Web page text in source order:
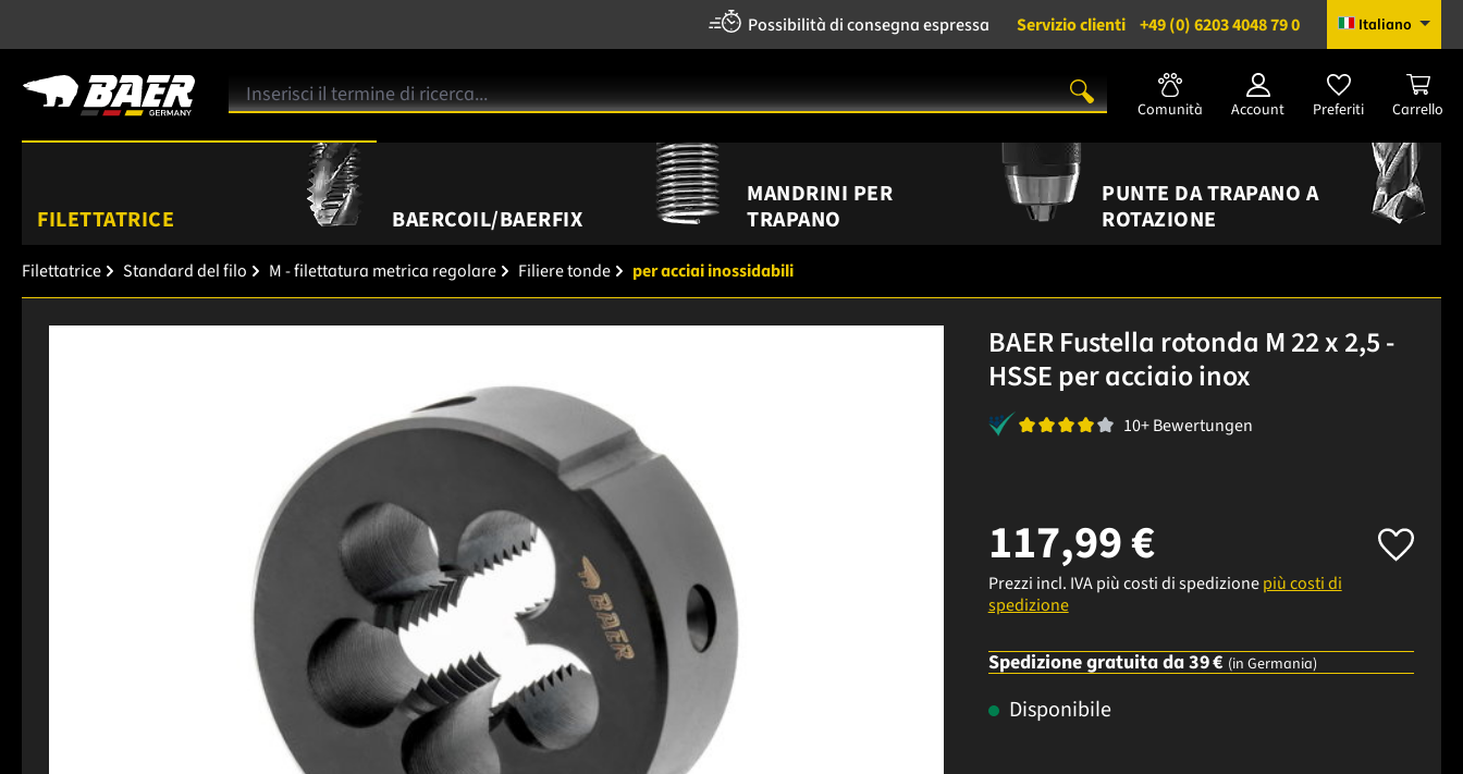
Possibilità di consegna espressa Servizio clienti +49 (0) 6203 4048 79 0 Italiano
Comunità Account Preferiti Carrello
FILETTATRICE BAERCOIL/BAERFIX
MANDRINI PER
TRAPANO
PUNTE DA TRAPANO A
ROTAZIONE
Filettatrice Standard del filo M - filettatura metrica regolare Filiere tonde per acciai inossidabili
BAER Fustella rotonda M 22 x 2,5 -
HSSE per acciaio inox
10+ Bewertungen
117,99 €
Prezzi incl. IVA più costi di spedizionepiù costi di
spedizione
Spedizione gratuita da 39 € (in Germania)
Disponibile